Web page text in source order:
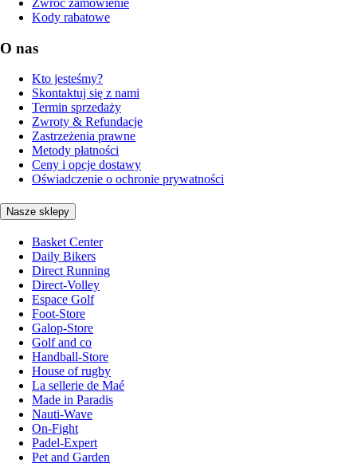
Kody rabatowe
O nas
Kto jesteśmy?
Skontaktuj się z nami
Termin sprzedaży
Zwroty & Refundacje
Zastrzeżenia prawne
Metody płatności
Ceny i opcje dostawy
Oświadczenie o ochronie prywatności
Nasze sklepy
Basket Center
Daily Bikers
Direct Running
Direct-Volley
Espace Golf
Foot-Store
Galop-Store
Golf and co
Handball-Store
House of rugby
La sellerie de Maé
Made in Paradis
Nauti-Wave
On-Fight
Padel-Expert
Pet and Garden